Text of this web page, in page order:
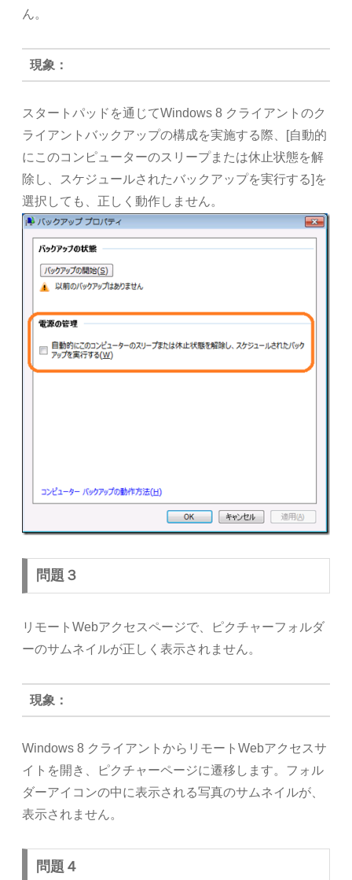
ん。
現象：
スタートパッドを通じてWindows 8 クライアントのク
ライアントバックアップの構成を実施する際、[自動的
にこのコンピューターのスリープまたは休止状態を解
除し、スケジュールされたバックアップを実行する]を
選択しても、正しく動作しません。
問題３
リモートWebアクセスページで、ピクチャーフォルダ
ーのサムネイルが正しく表示されません。
現象：
Windows 8 クライアントからリモートWebアクセスサ
イトを開き、ピクチャーページに遷移します。フォル
ダーアイコンの中に表示される写真のサムネイルが、
表示されません。
問題４